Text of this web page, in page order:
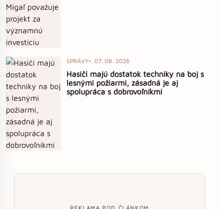
SPRÁVY 07. 08. 2026
Hasiči majú dostatok techniky na boj s
lesnými požiarmi, zásadná je aj
spolupráca s dobrovoľníkmi
REKLAMA POD ČLÁNKOM